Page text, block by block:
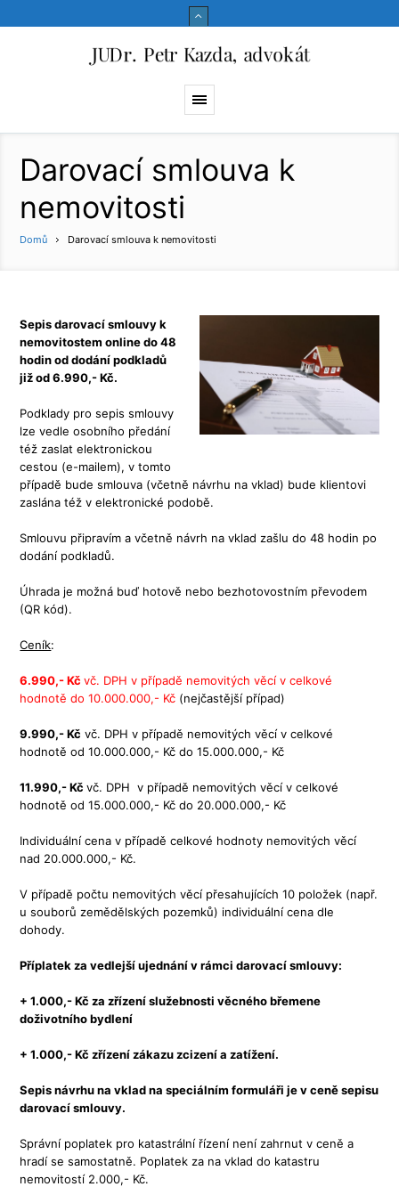
Darovací smlouva k
nemovitosti
Domů Darovací smlouva k nemovitosti
Sepis darovací smlouvy k
nemovitostem online do 48
hodin od dodání podkladů
již od 6.990,- Kč.
Podklady pro sepis smlouvy
lze vedle osobního předání
též zaslat elektronickou
cestou (e-mailem), v tomto
případě bude smlouva (včetně návrhu na vklad) bude klientovi
zaslána též v elektronické podobě.
Smlouvu připravím a včetně návrh na vklad zašlu do 48 hodin po
dodání podkladů.
Úhrada je možná buď hotově nebo bezhotovostním převodem
(QR kód).
Ceník:
6.990,- Kčvč. DPH v případě nemovitých věcí v celkové
hodnotě do 10.000.000,- Kč (nejčastější případ)
9.990,- Kč vč. DPH v případě nemovitých věcí v celkové
hodnotě od 10.000.000,- Kč do 15.000.000,- Kč
11.990,- Kčvč. DPH v případě nemovitých věcí v celkové
hodnotě od 15.000.000,- Kč do 20.000.000,- Kč
Individuální cena v případě celkové hodnoty nemovitých věcí
nad 20.000.000,- Kč.
V případě počtu nemovitých věcí přesahujících 10 položek (např.
u souborů zemědělských pozemků) individuální cena dle
dohody.
Příplatek za vedlejší ujednání v rámci darovací smlouvy:
+ 1.000,- Kč za zřízení služebnosti věcného břemene
doživotního bydlení
+ 1.000,- Kčzřízení zákazu zcizení a zatížení.
Sepis návrhu na vklad na speciálním formuláři je v ceně sepisu
darovací smlouvy.
Správní poplatek pro katastrální řízení není zahrnut v ceně a
hradí se samostatně. Poplatek za na vklad do katastru
nemovitostí 2.000,- Kč.